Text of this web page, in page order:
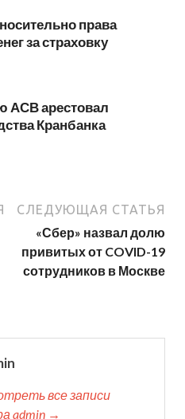
права
за страховку
АСВ арестовал
Кранбанка
СЛЕДУЮЩАЯ СТАТЬЯ
«Сбер» назвал долю
привитых от COVID-19
сотрудников в Москве
все записи
admin →